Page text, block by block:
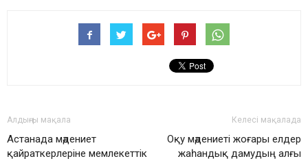
Алдыңғы мақала
Астанада мәдениет
қайраткерлеріне мемлекеттік
Келесі мақалада
Оқу мәдениеті жоғары елдер
жаһандық дамудың алғы